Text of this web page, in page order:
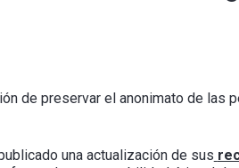
de preservar el anonimato de
una actualización de sus